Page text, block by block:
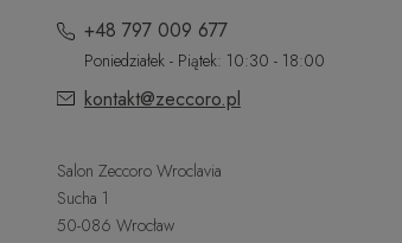
+48 797 009 677
Poniedziałek - Piątek: 10:30 - 18:00
kontakt@zeccoro.pl
Salon Zeccoro Wroclavia
Sucha 1
50-086 Wrocław